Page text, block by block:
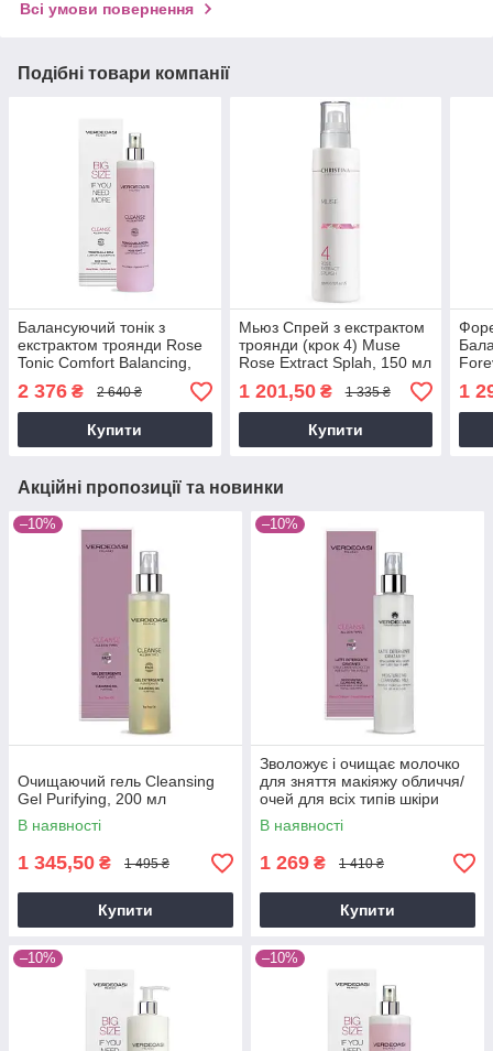
Всі умови повернення
Подібні товари компанії
Балансуючий тонік з
екстрактом троянди Rose
Tonic Comfort Balancing,
500 мл
2 376 ₴ 2 640 ₴
Купити
Мьюз Спрей з екстрактом
троянди (крок 4) Muse
Rose Extract Splah, 150 мл
1 201,50₴ 1 335 ₴
Купити
1
Акційні пропозиції та новинки
–10%
Очищаючий гель Cleansing
Gel Purifying, 200 мл
В наявності
1 345,50 ₴ 1 495 ₴
Купити
–10%
Зволожує і очищає молочко
для зняття макіяжу обличчя/
очей для всіх типів шкіри
Cleansing Milk Make-Up, 200
мл
В наявності
1 269 ₴ 1 410 ₴
Купити
–10% –10%